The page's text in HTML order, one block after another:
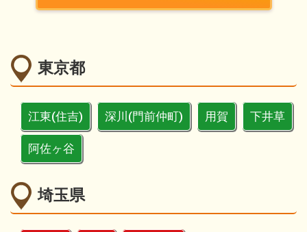
東京都
江東(住吉) 深川(門前仲町) 用賀 下井草
阿佐ヶ谷
埼玉県